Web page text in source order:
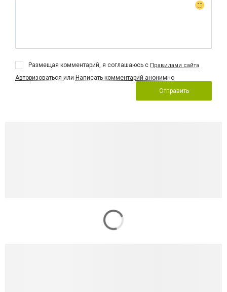
Размещая комментарий, я соглашаюсь с Правилами сайта
Авторизоваться или Написать комментарий анонимно
Отправить